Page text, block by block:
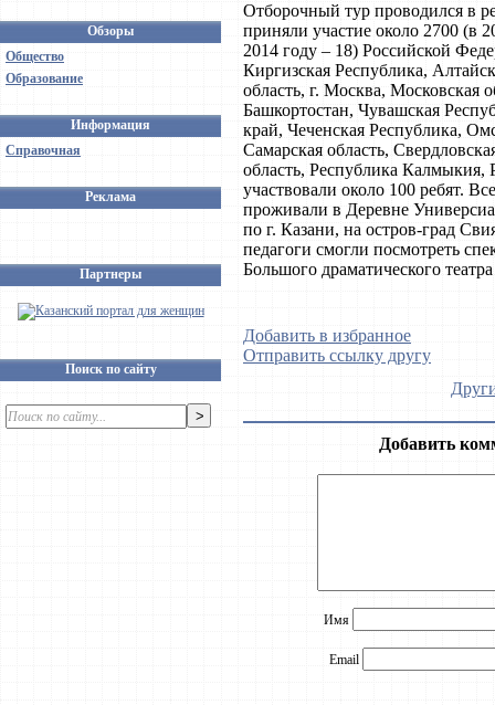
Обзоры
Общество
Образование
Информация
Справочная
Реклама
Партнеры
Поиск по сайту
Отборочный тур проводился в
приняли участие около 2700 (в
2014 году – 18) Российской
Киргизская Республика,
область, г. Москва, Московская
Башкортостан, Чувашская
край, Чеченская Республика,
Самарская область,
область, Республика Калмыкия,
участвовали около 100 ребят.
проживали в Деревне
по г. Казани, на остров-град
педагоги смогли посмотреть
Большого драматического
Добавить в избранное
Отправить ссылку другу
Добавить
Имя
Email